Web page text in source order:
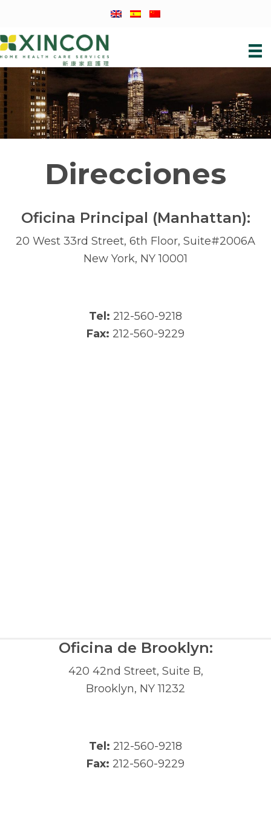
primary
navigation
main
content
footer
Direcciones
Oficina Principal (Manhattan):
20 West 33rd Street, 6th Floor, Suite#2006A
New York, NY 10001
Tel: 212-560-9218
Fax: 212-560-9229
Oficina de Brooklyn:
420 42nd Street, Suite B,
Brooklyn, NY 11232
Tel: 212-560-9218
Fax: 212-560-9229